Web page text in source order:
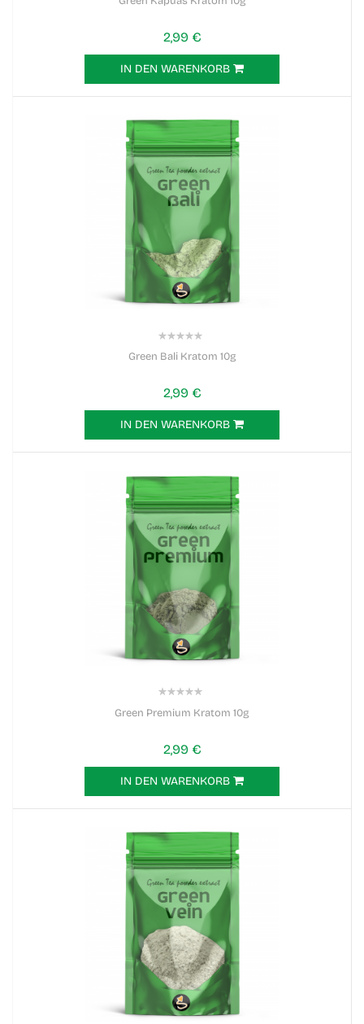
2,99 €
IN DEN WARENKORB
Green Bali Kratom 10g
2,99 €
IN DEN WARENKORB
Green Premium Kratom 10g
2,99 €
IN DEN WARENKORB